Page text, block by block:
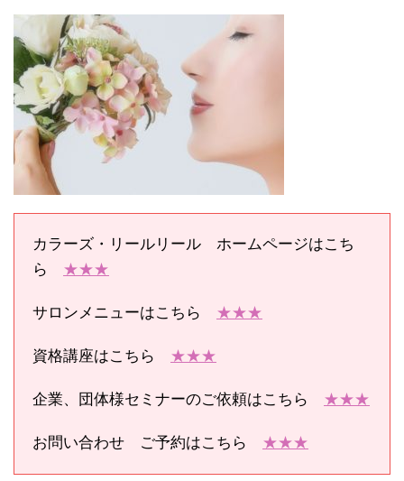
カラーズ・リールリール ホームページはこち
ら ★★★
サロンメニューはこちら ★★★
資格講座はこちら ★★★
企業、団体様セミナーのご依頼はこちら ★★★
お問い合わせ ご予約はこちら ★★★